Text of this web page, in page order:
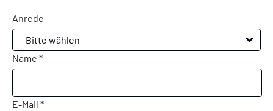
Anrede
- Bitte wählen -
Name *
E-Mail *